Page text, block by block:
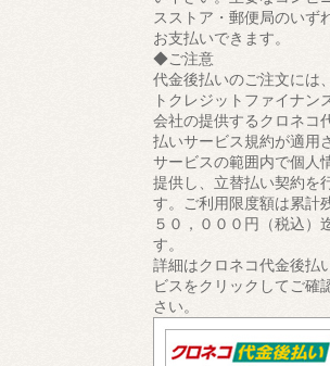
スストア・郵便局のいず
お支払いできます。
◆ご注意
代金後払いのご注文には
トクレジットファイナン
会社の提供するクロネコ
払いサービス規約が適用
サービスの範囲内で個人
提供し、立替払い契約を
す。ご利用限度額は累計
５０，０００円（税込）
す。
詳細はクロネコ代金後払
ビスをクリックしてご確
さい。